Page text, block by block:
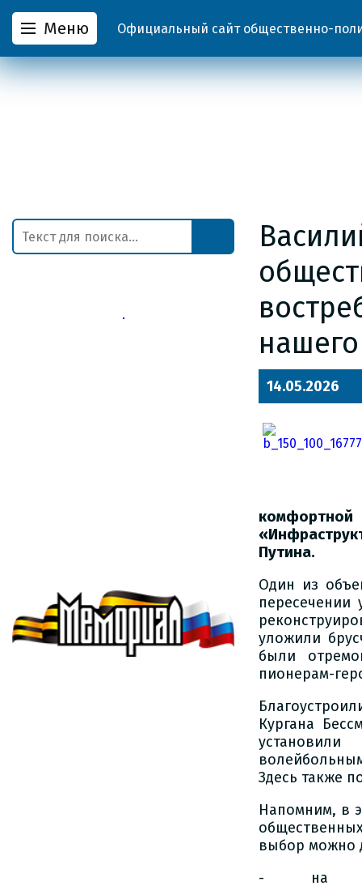
Меню Официальный сайт общественно-
14.05.2026
Путина.
Один из
пересечении
уложили
были
пионерам-
Кургана
Здесь также
Напомним, в
выбор можно
- на